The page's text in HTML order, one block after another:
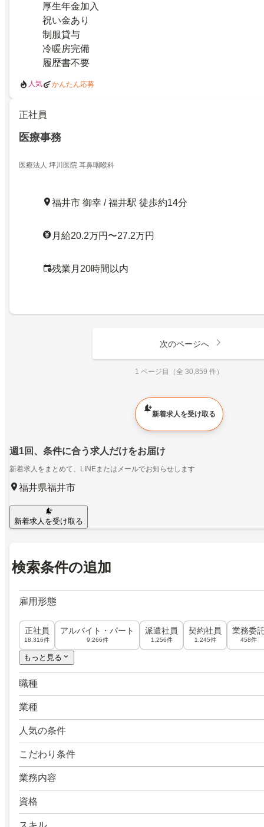
厚生年金加入
祝い金あり
制服貸与
冷暖房完備
履歴書不要
人気 かんたん応募
正社員
医療事務
医療法人 坪川医院 耳鼻咽喉科
福井市 御幸 / 福井駅 徒歩約14分
月給20.2万円〜27.2万円
残業月20時間以内
次のページへ
1 ページ目（全 30,859 件）
新着求人を受け取る
週1回、条件に合う求人だけをお届け
新着求人をまとめて、LINEまたはメールでお知らせします
福井県福井市
新着求人を受け取る
検索条件の追加
雇用形態
正社員
18,316件
アルバイト・パート
9,266件
派遣社員
1,256件
契約社員
1,245件
業務委
458件
もっと見る
職種
業種
人気の条件
こだわり条件
業務内容
資格